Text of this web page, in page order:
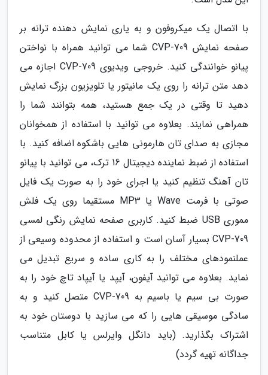
با اتصال یک میکروفون و به یاری نمایش دهنده ترانه بر
صفحه نمایش CVP-709 شما می توانید همراه با نواختن
پیانو خوانندگی کنید. خروجی ویدیوی CVP-709 اجازه می
دهد متن ترانه را روی یک مانیتور یا تلویزیون بزرگ نمایش
دهید تا وقتی در یک جمع هستید، همه بتوانند شما را
همراهی نمایند. بعلاوه می توانید با استفاده از همخوانان
مجازی به صدای تان هارمونی هایی باشکوه اضافه کنید. با
استفاده از ضبط نماینده دیجیتال 16 ترک، می توانید با پیانو
تان آهنگ تنظیم کنید یا اجرای خود را به صورت یک فایل
صوتی با فرمت Wave یا MP3 مستقیما روی یک فلش
مموری USB ضبط کنید. کاربری صفحه نمایش رنگی لمسی
CVP-709 بسیار آسان است و استفاده از محدوده وسیعی از
عملنمودهای مختلف را به کاری ساده و سریع تبدیل می
نماید. بعلاوه می توانید آیفون، آیپد یا آیپاد تاچ خود را به
صورت بی سیم یا باسیم به CVP-709 متصل کنید و به
سادگی موسیقی هایی را که می سازید با دوستان خود به
اشتراک بگذارید. (باید دانگل وایرلس یا کابل متناسب
جداگانه تهیه گردد)